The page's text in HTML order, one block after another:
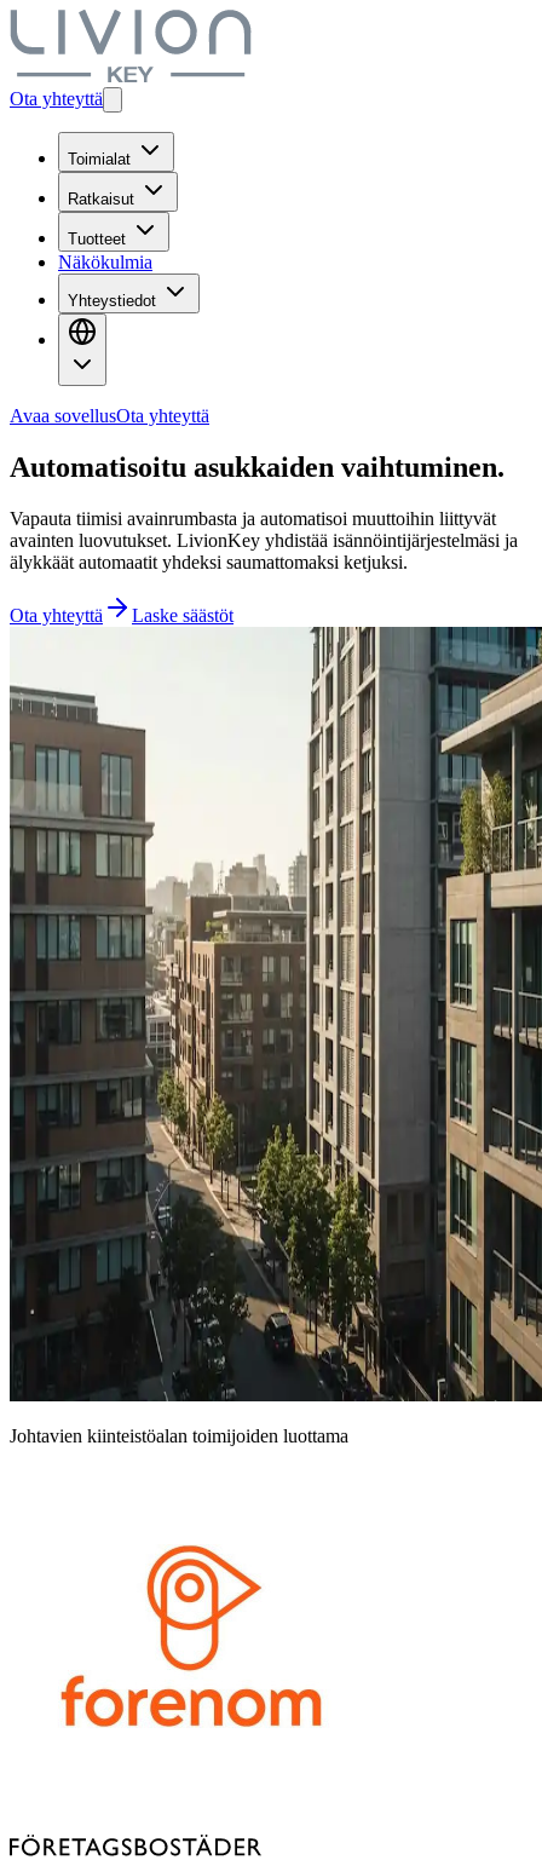
Ota yhteyttä
Toimialat
Ratkaisut
Tuotteet
Näkökulmia
Yhteystiedot
Avaa sovellusOta yhteyttä
Automatisoitu asukkaiden vaihtuminen.
Vapauta tiimisi avainrumbasta ja automatisoi muuttoihin liittyvät
avainten luovutukset. LivionKey yhdistää isännöintijärjestelmäsi ja
älykkäät automaatit yhdeksi saumattomaksi ketjuksi.
Ota yhteyttä Laske säästöt
Johtavien kiinteistöalan toimijoiden luottama